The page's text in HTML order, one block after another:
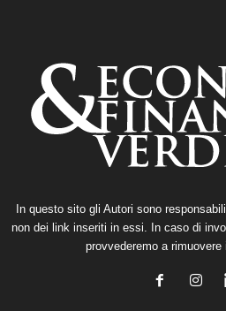
In questo sito gli Autori sono
non dei link inseriti in essi. In caso di
provvederemo a rimuovere